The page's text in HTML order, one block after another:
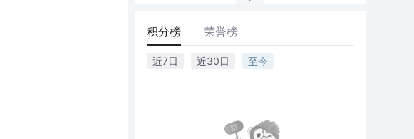
积分榜 荣誉榜
近7日 近30日 至今